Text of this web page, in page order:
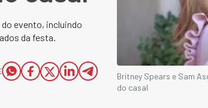
evento, incluindo
da festa.
Britney Spears e Sam
do casal